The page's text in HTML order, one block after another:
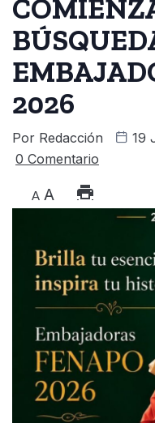
2026
Por Redacción 19
0 Comentario
A A